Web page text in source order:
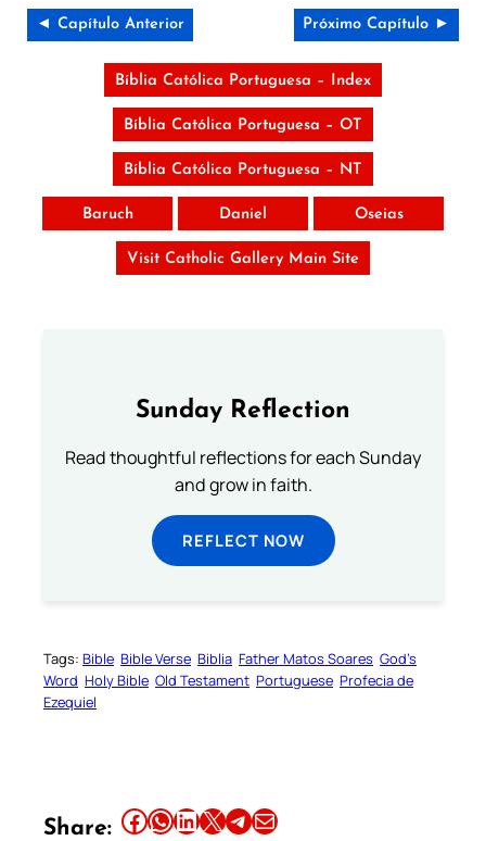
◄ Capítulo Anterior Próximo Capítulo ►
Bíblia Católica Portuguesa – Index
Bíblia Católica Portuguesa – OT
Bíblia Católica Portuguesa – NT
Baruch Daniel Oseias
Visit Catholic Gallery Main Site
Sunday Reflection
Read thoughtful reflections for each Sunday
and grow in faith.
REFLECT NOW
Tags: Bible Bible Verse Biblia Father Matos Soares God’s
Word Holy Bible Old Testament Portuguese Profecia de
Ezequiel
Share: Share this article on Facebook Share this article on WhatsApp Share this article on LinkedIn Share this article on X Share this article on TelegramEmail this Article